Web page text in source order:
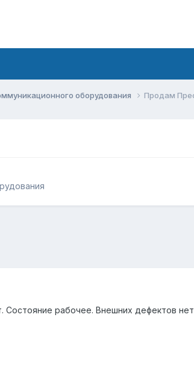
оборудования Продам
Состояние рабочее. Внешних дефектов